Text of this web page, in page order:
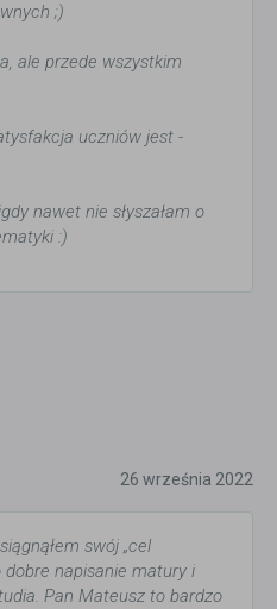
;)
ale przede wszystkim
uczniów jest -
nawet nie słyszałam o
:)
26 września 2022
swój „cel
dobre napisanie matury i
Pan Mateusz to bardzo